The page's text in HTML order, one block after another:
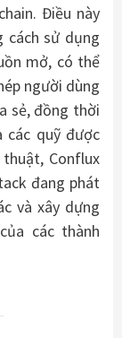
Điều này
cách sử dụng
mở, có thể
người dùng
sẻ, đồng thời
các quỹ được
Conflux
đang phát
và xây dựng
các thành